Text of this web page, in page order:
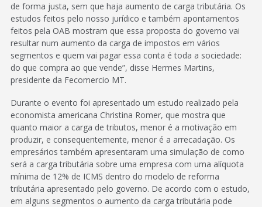
de forma justa, sem que haja aumento de carga tributária. Os
estudos feitos pelo nosso jurídico e também apontamentos
feitos pela OAB mostram que essa proposta do governo vai
resultar num aumento da carga de impostos em vários
segmentos e quem vai pagar essa conta é toda a sociedade:
do que compra ao que vende”, disse Hermes Martins,
presidente da Fecomercio MT.
Durante o evento foi apresentado um estudo realizado pela
economista americana Christina Romer, que mostra que
quanto maior a carga de tributos, menor é a motivação em
produzir, e consequentemente, menor é a arrecadação. Os
empresários também apresentaram uma simulação de como
será a carga tributária sobre uma empresa com uma alíquota
mínima de 12% de ICMS dentro do modelo de reforma
tributária apresentado pelo governo. De acordo com o estudo,
em alguns segmentos o aumento da carga tributária pode